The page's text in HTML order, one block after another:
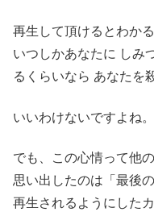
再生して頂けるとわか
いつしかあなたに しみ
るくらいなら あなたを
いいわけないですよね
でも、この心情って他
思い出したのは「最後
再生されるようにした